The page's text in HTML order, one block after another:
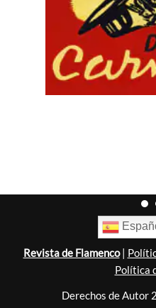
Revista de Flamenco|
Política
Derechos de Autor